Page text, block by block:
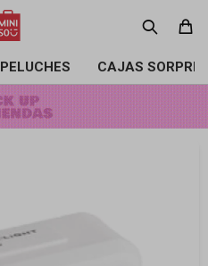
PELUCHES CAJAS